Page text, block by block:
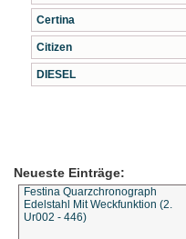
Certina
Citizen
DIESEL
Neueste Einträge:
Festina Quarzchronograph
Edelstahl Mit Weckfunktion (2.
Ur002 - 446)